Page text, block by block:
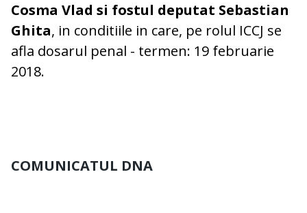
Cosma Vlad si fostul deputat Sebastian
Ghita, in conditiile in care, pe rolul ICCJ se
afla dosarul penal - termen: 19 februarie
2018.
COMUNICATUL DNA